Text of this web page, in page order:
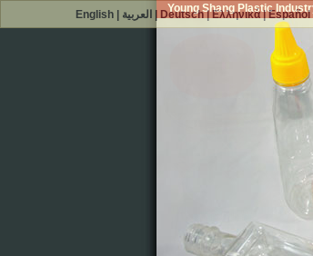
Young Shang Plastic
English| العربية Deutsch|Ελληνικά|Español